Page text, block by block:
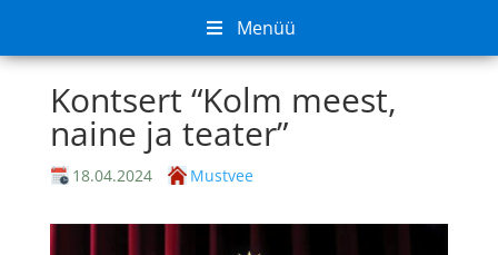
Menüü
Kontsert “Kolm meest,
naine ja teater”
18.04.2024 Mustvee